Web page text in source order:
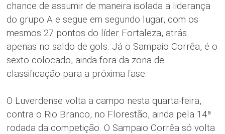
chance de assumir de maneira isolada a liderança
do grupo A e segue em segundo lugar, com os
mesmos 27 pontos do líder Fortaleza, atrás
apenas no saldo de gols. Já o Sampaio Corrêa, é o
sexto colocado, ainda fora da zona de
classificação para a próxima fase.
O Luverdense volta a campo nesta quarta-feira,
contra o Rio Branco, no Florestão, ainda pela 14ª
rodada da competição. O Sampaio Corrêa só volta